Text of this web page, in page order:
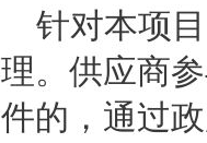
针对本项
理。供应商
件的，通过